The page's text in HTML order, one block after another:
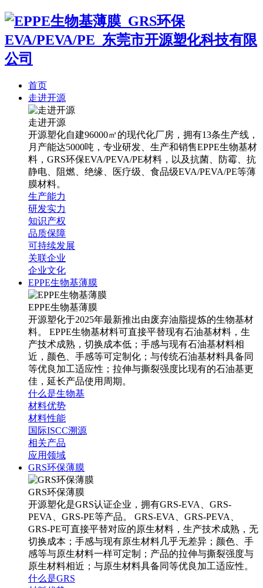
首页
走进开源
走进开源
开源塑化自建96000㎡的现代化厂房，拥有13条生产线，
月产能达5000吨，专业研发、生产和销售EPPE生物基材
料，GRS环保EVA/PEVA/PE材料，以及抗菌、防霉、抗
静电、阻燃、绝缘、医疗级、食品级EVA/PEVA/PE等薄
膜材料。
生产能力
研发实力
知识产权
品质保障
可持续发展
关联企业
企业文化
EPPE生物基薄膜
EPPE生物基薄膜
开源塑化于2025年最新推出由废弃油脂提炼的生物基材
料。 EPPE生物基材料可直接平替现有石油基材料，生
产技术成熟，切换成本低；手感与现有石油基材料相
近，颜色、手感等可定制化；与传统石油基材料具备同
等优良加工适应性；拉伸与撕裂强度比现有的石油基更
佳，延长产品使用周期。
什么是生物基
材料优势
材料性能
国际ISCC溯源
相关产品
应用领域
GRS环保薄膜
GRS环保薄膜
开源塑化是GRS认证企业，拥有GRS-EVA、GRS-
PEVA、GRS-PE等产品。 GRS-EVA、GRS-PEVA、
GRS-PE可直接平替对应的原生材料，生产技术成熟，无
切换成本；手感与现有原生材料几乎无差异；颜色、手
感等与原生材料一样可定制；产品的拉伸与撕裂强度与
原生材料相近；与原生材料具备同等优良加工适应性。
什么是GRS